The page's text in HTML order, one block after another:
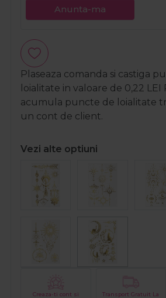
Anunta-ma
Plaseaza comanda si castiga
loialitate in valoare de 0,22 LEI
acumula puncte de loialitate
un cont de client.
Vezi alte optiuni
Creaza-ti cont si
Transport Gratuit La